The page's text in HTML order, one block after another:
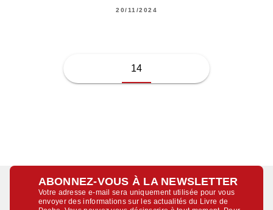
20/11/2024
14
ABONNEZ-VOUS À LA NEWSLETTER
Votre adresse e-mail sera uniquement utilisée pour vous
envoyer des informations sur les actualités du Livre de